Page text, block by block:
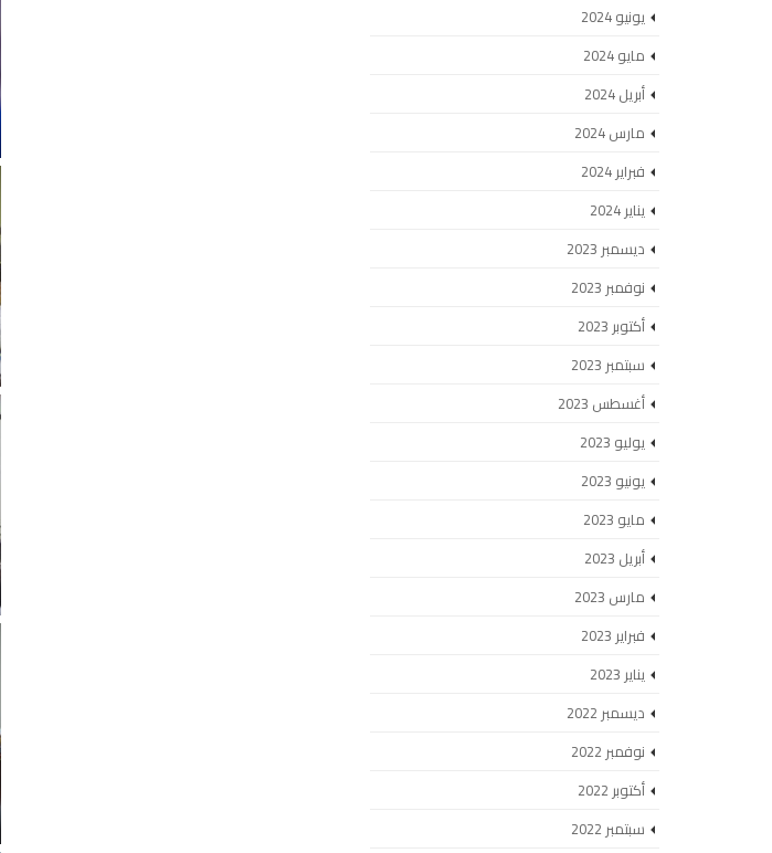
يونيو 2024
مايو 2024
أبريل 2024
مارس 2024
فبراير 2024
يناير 2024
ديسمبر 2023
نوفمبر 2023
أكتوبر 2023
سبتمبر 2023
أغسطس 2023
يوليو 2023
يونيو 2023
مايو 2023
أبريل 2023
مارس 2023
فبراير 2023
يناير 2023
ديسمبر 2022
نوفمبر 2022
أكتوبر 2022
سبتمبر 2022